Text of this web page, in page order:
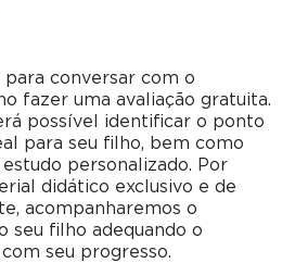
conversar com o
fazer uma avaliação gratuita.
possível identificar o ponto
para seu filho, bem como
personalizado. Por
didático exclusivo e de
acompanharemos o
seu filho adequando o
seu progresso.